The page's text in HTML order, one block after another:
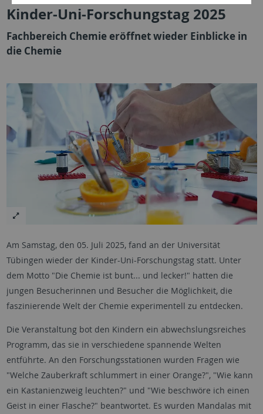
Kinder-Uni-Forschungstag 2025
Fachbereich Chemie eröffnet wieder Einblicke in
die Chemie
Am Samstag, den 05. Juli 2025, fand an der Universität
Tübingen wieder der Kinder-Uni-Forschungstag statt. Unter
dem Motto "Die Chemie ist bunt... und lecker!" hatten die
jungen Besucherinnen und Besucher die Möglichkeit, die
faszinierende Welt der Chemie experimentell zu entdecken.
Die Veranstaltung bot den Kindern ein abwechslungsreiches
Programm, das sie in verschiedene spannende Welten
entführte. An den Forschungsstationen wurden Fragen wie
"Welche Zauberkraft schlummert in einer Orange?", "Wie kann
ein Kastanienzweig leuchten?" und "Wie beschwöre ich einen
Geist in einer Flasche?" beantwortet. Es wurden Mandalas mit